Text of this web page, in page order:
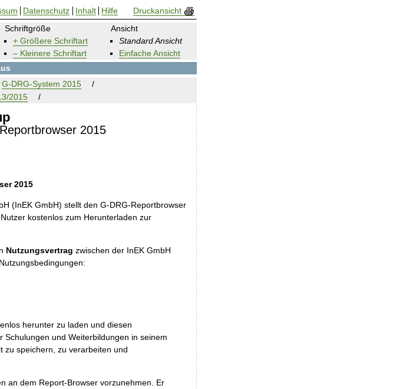
Schriftgröße
+ Größere Schriftart
– Kleinere Schriftart
Ansicht
Standard Ansicht
Einfache Ansicht
2015
2015
(InEK GmbH) stellt den G-DRG-Reportbrowser
kostenlos zum Herunterladen zur
Nutzungsvertrag zwischen der InEK GmbH
herunter zu laden und diesen
und Weiterbildungen in seinem
zu speichern, zu verarbeiten und
an dem Report-Browser vorzunehmen. Er
G-DRG-System 2015
2015
Datenschutz Inhalt Hilfe Druckansicht